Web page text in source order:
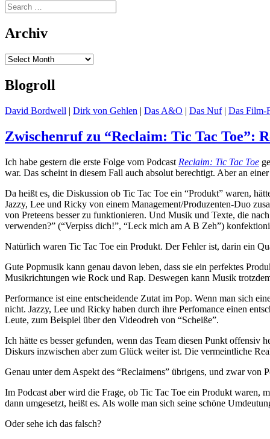
Search
for:
Archiv
Archiv
Blogroll
David Bordwell | Dirk von Gehlen | Das A&O | Das Nuf| Das Film-
Zwischenruf zu “Reclaim: Tic Tac Toe”:
Ich habe gestern die erste Folge vom Podcast Reclaim: Tic Tac Toe
war. Das scheint in diesem Fall auch absolut berechtigt. Aber an
Da heißt es, die Diskussion ob Tic Tac Toe ein “Produkt” waren,
Jazzy, Lee und Ricky von einem Management/Produzenten-Duo
von Preteens besser zu funktionieren. Und Musik und Texte, die
verwenden?” (“Verpiss dich!”, “Leck mich am A B Zeh”)
Natürlich waren Tic Tac Toe ein Produkt. Der Fehler ist, darin ein
Gute Popmusik kann genau davon leben, dass sie ein perfektes
Musikrichtungen wie Rock und Rap. Deswegen kann Musik
Performance ist eine entscheidende Zutat im Pop. Wenn man sich
nicht. Jazzy, Lee und Ricky haben durch ihre Perfomance einen
Leute, zum Beispiel über den Videodreh von “Scheiße”.
Ich hätte es besser gefunden, wenn das Team diesen Punkt offensiv
Diskurs inzwischen aber zum Glück weiter ist. Die vermeintliche
Genau unter dem Aspekt des “Reclaimens” übrigens, und zwar von
Im Podcast aber wird die Frage, ob Tic Tac Toe ein Produkt waren,
dann umgesetzt, heißt es. Als wolle man sich seine schöne
Oder sehe ich das falsch?